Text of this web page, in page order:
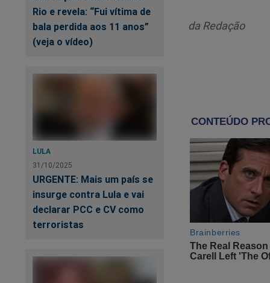
Rio e revela: “Fui vítima de
bala perdida aos 11 anos”
(veja o vídeo)
LULA
31/10/2025
URGENTE: Mais um país se
insurge contra Lula e vai
declarar PCC e CV como
terroristas
da Redação